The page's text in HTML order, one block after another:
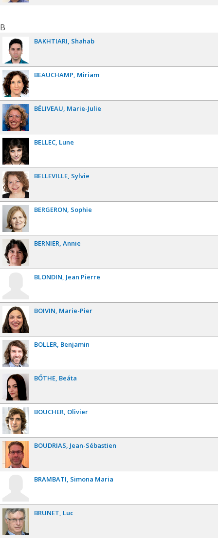
B
BAKHTIARI Shahab
BEAUCHAMP Miriam
BÉLIVEAU Marie-Julie
BELLEC Lune
BELLEVILLE Sylvie
BERGERON Sophie
BERNIER Annie
BLONDIN Jean Pierre
BOIVIN Marie-Pier
BOLLER Benjamin
BŐTHE Beáta
BOUCHER Olivier
BOUDRIAS Jean-Sébastien
BRAMBATI Simona Maria
BRUNET Luc